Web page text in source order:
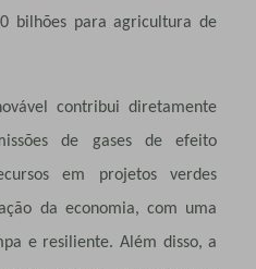
bilhões para agricultura de
contribui diretamente
de gases de efeito
em projetos verdes
da economia, com uma
e resiliente. Além disso, a